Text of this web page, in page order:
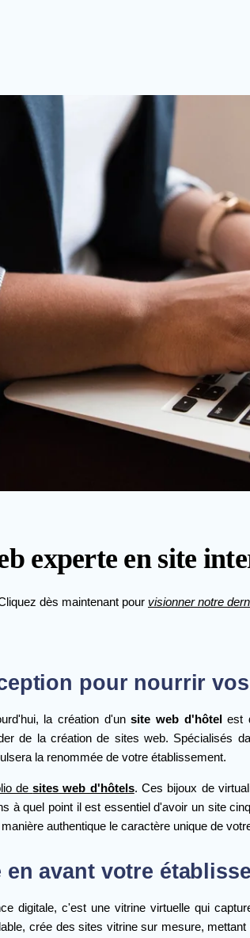
experte en site
dès maintenant pour visionner notre
pour nourrir
la création d'unsite web d'hôtelest
de la création de sites web. Spécialisés
la renommée de votre établissement.
desites web d'hôtels. Ces bijoux de
à quel point il est essentiel d'avoir un site
authentique le caractère unique de
avant votre
digitale, c'est une vitrine virtuelle qui
crée des sites vitrine sur mesure,